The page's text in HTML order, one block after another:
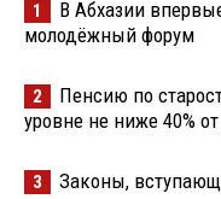
1
В Абхазии
молодёжный форум
2
Пенсию по
уровне не ниже 40%
3 Законы,